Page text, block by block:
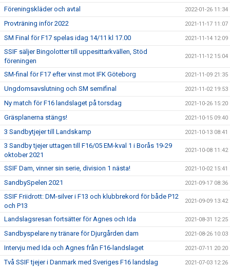
Föreningskläder och avtal 2022-01-26 11:34
Provträning inför 2022 2021-11-17 11:07
SM Final för F17 spelas idag 14/11 kl 17.00 2021-11-14 12:09
SSIF säljer Bingolotter till uppesittarkvällen, Stöd
föreningen
2021-11-12 15:04
SM-final för F17 efter vinst mot IFK Göteborg 2021-11-09 21:35
Ungdomsavslutning och SM semifinal 2021-11-02 19:53
Ny match för F16 landslaget på torsdag 2021-10-26 15:20
Gräsplanerna stängs! 2021-10-15 09:40
3 Sandbytjejer till Landskamp 2021-10-13 08:41
3 Sandby tjejer uttagen till F16/05 EM-kval 1 i Borås 19-29
oktober 2021
2021-10-08 11:42
SSIF Dam, vinner sin serie, division 1 nästa! 2021-10-02 15:41
SandbySpelen 2021 2021-09-17 08:36
SSIF Friidrott: DM-silver i F13 och klubbrekord för både P12
och P13
2021-09-09 13:42
Landslagsresan fortsätter för Agnes och Ida 2021-08-31 12:25
Sandbyspelare ny tränare för Djurgården dam 2021-08-26 10:03
Intervju med Ida och Agnes från F16-landslaget 2021-07-11 20:20
Två SSIF tjejer i Danmark med Sveriges F16 landslag 2021-07-03 12:26